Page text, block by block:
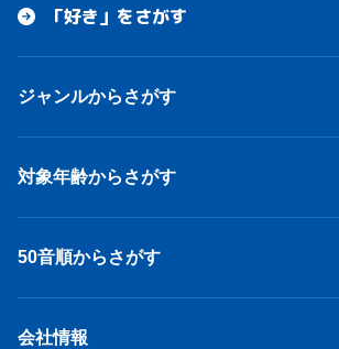
「好き」をさがす
ジャンルからさがす
対象年齢からさがす
50音順からさがす
会社情報